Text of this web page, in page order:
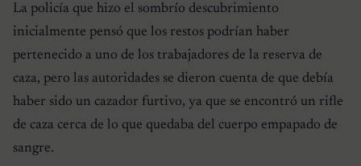
La policía que hizo el sombrío descubrimiento
inicialmente pensó que los restos podrían haber
pertenecido a uno de los trabajadores de la reserva de
caza, pero las autoridades se dieron cuenta de que debía
haber sido un cazador furtivo, ya que se encontró un rifle
de caza cerca de lo que quedaba del cuerpo empapado de
sangre.